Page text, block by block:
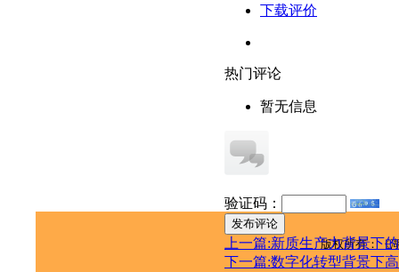
下载评价
热门评论
暂无信息
验证码：
发布评论
上一篇:新质生产力背景下
下一篇:数字化转型背景下
版权所有：《